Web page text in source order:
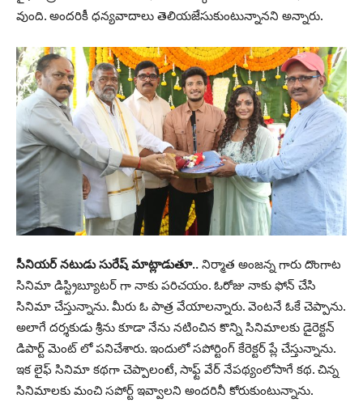
వుంది. అందరికీ ధన్యవాదాలు తెలియజేసుకుంటున్నానని అన్నారు.
సీనియర్ నటుడు సురేష్ మాట్లాడుతూ.. నిర్మాత అంజన్న గారు దొంగాట
సినిమా డిస్ట్రిబ్యూటర్ గా నాకు పరిచయం. ఓరోజు నాకు ఫోన్ చేసి
సినిమా చేస్తున్నాను. మీరు ఓ పాత్ర వేయాలన్నారు. వెంటనే ఓకే చెప్పాను.
అలాగే దర్శకుడు శ్రీను కూడా నేను నటించిన కొన్ని సినిమాలకు డైరెక్టన్
డిపార్ట్ మెంట్ లో పనిచేశారు. ఇందులో సపోర్టింగ్ కేరెక్టర్ ప్లే చేస్తున్నాను.
ఇక లైఫ్ సినిమా కథగా చెప్పాలంటే, సాఫ్ట్ వేర్ నేపథ్యంలోసాగే కథ. చిన్న
సినిమాలకు మంచి సపోర్ట్ ఇవ్వాలని అందరినీ కోరుకుంటున్నాను.